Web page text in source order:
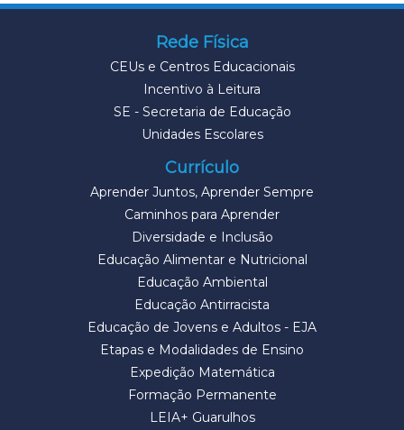
Rede Física
CEUs e Centros Educacionais
Incentivo à Leitura
SE - Secretaria de Educação
Unidades Escolares
Currículo
Aprender Juntos, Aprender Sempre
Caminhos para Aprender
Diversidade e Inclusão
Educação Alimentar e Nutricional
Educação Ambiental
Educação Antirracista
Educação de Jovens e Adultos - EJA
Etapas e Modalidades de Ensino
Expedição Matemática
Formação Permanente
LEIA+ Guarulhos